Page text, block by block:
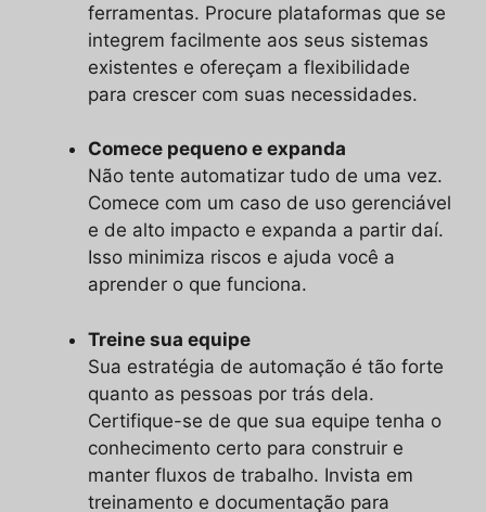
ferramentas. Procure plataformas que se
integrem facilmente aos seus sistemas
existentes e ofereçam a flexibilidade
para crescer com suas necessidades.
Comece pequeno e expanda
Não tente automatizar tudo de uma vez.
Comece com um caso de uso gerenciável
e de alto impacto e expanda a partir daí.
Isso minimiza riscos e ajuda você a
aprender o que funciona.
Treine sua equipe
Sua estratégia de automação é tão forte
quanto as pessoas por trás dela.
Certifique-se de que sua equipe tenha o
conhecimento certo para construir e
manter fluxos de trabalho. Invista em
treinamento e documentação para